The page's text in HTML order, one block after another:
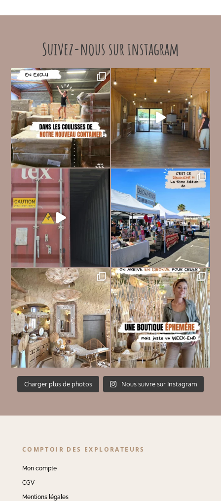
Suivez-nous sur instagram
Charger plus de photos Nous suivre sur Instagram
COMPTOIR DES EXPLORATEURS
Mon compte
CGV
Mentions légales